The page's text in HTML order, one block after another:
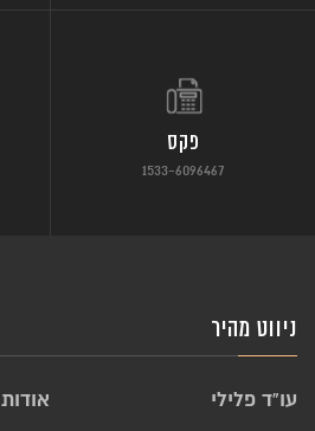
פקס
1533-6096467
ניווט מהיר
עו”ד פלילי
אודות